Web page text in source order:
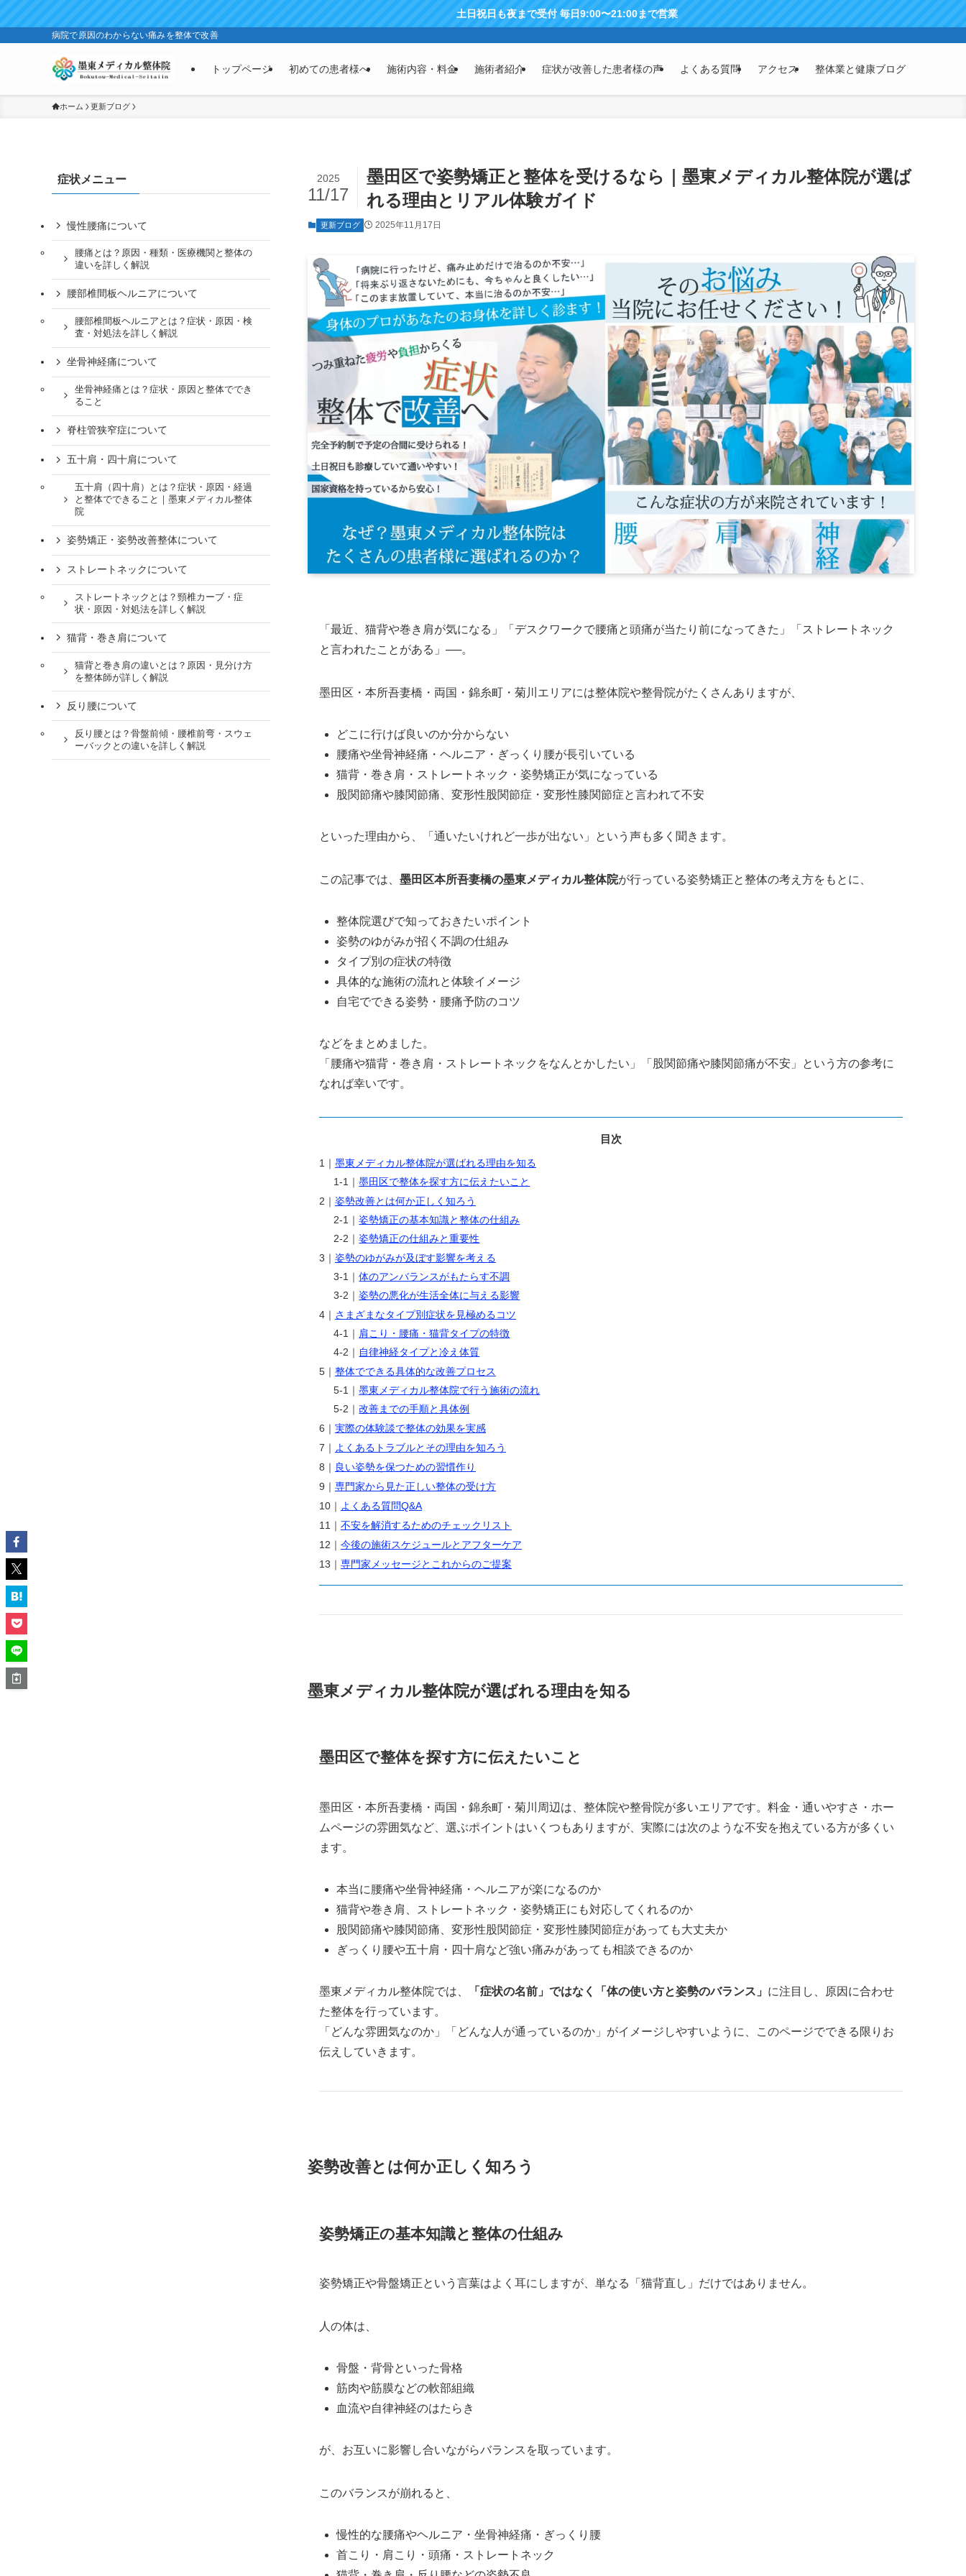
土日祝日も夜まで受付 毎日9:00〜21:00まで営業
病院で原因のわからない痛みを整体で改善
トップページ 初めての患者様へ 施術内容・料金 施術者紹介 症状が改善した患者様の声 よくある質問 アクセス 整体業と健康ブログ
ホーム 更新ブログ
墨田区で姿勢矯正と整体を受けるなら｜墨東メディカル整体院が選ば
れる理由とリアル体験ガイド
2025
11/17
更新ブログ 2025年11月17日
「最近、猫背や巻き肩が気になる」「デスクワークで腰痛と頭痛が当たり前になってきた」「ストレートネック
と言われたことがある」──。
墨田区・本所吾妻橋・両国・錦糸町・菊川エリアには整体院や整骨院がたくさんありますが、
どこに行けば良いのか分からない
腰痛や坐骨神経痛・ヘルニア・ぎっくり腰が長引いている
猫背・巻き肩・ストレートネック・姿勢矯正が気になっている
股関節痛や膝関節痛、変形性股関節症・変形性膝関節症と言われて不安
といった理由から、「通いたいけれど一歩が出ない」という声も多く聞きます。
この記事では、 墨田区本所吾妻橋の墨東メディカル整体院が行っている姿勢矯正と整体の考え方をもとに、
整体院選びで知っておきたいポイント
姿勢のゆがみが招く不調の仕組み
タイプ別の症状の特徴
具体的な施術の流れと体験イメージ
自宅でできる姿勢・腰痛予防のコツ
などをまとめました。
「腰痛や猫背・巻き肩・ストレートネックをなんとかしたい」「股関節痛や膝関節痛が不安」という方の参考に
なれば幸いです。
目次
1｜ 墨東メディカル整体院が選ばれる理由を知る
1-1｜墨田区で整体を探す方に伝えたいこと
2｜ 姿勢改善とは何か正しく知ろう
2-1｜姿勢矯正の基本知識と整体の仕組み
2-2｜姿勢矯正の仕組みと重要性
3｜ 姿勢のゆがみが及ぼす影響を考える
3-1｜体のアンバランスがもたらす不調
3-2｜姿勢の悪化が生活全体に与える影響
4｜ さまざまなタイプ別症状を見極めるコツ
4-1｜ 肩こり・腰痛・猫背タイプの特徴
4-2｜
自律神経タイプと冷え体質
5｜ 整体でできる具体的な改善プロセス
5-1｜墨東メディカル整体院で行う施術の流れ
5-2｜改善までの手順と具体例
6｜ 実際の体験談で整体の効果を実感
7｜ よくあるトラブルとその理由を知ろう
8｜ 良い姿勢を保つための習慣作り
9｜ 専門家から見た正しい整体の受け方
10｜ よくある質問Q&A
11｜ 不安を解消するためのチェックリスト
12｜ 今後の施術スケジュールとアフターケア
13｜ 専門家メッセージとこれからのご提案
墨東メディカル整体院が選ばれる理由を知る
墨田区で整体を探す方に伝えたいこと
墨田区・本所吾妻橋・両国・錦糸町・菊川周辺は、整体院や整骨院が多いエリアです。料金・通いやすさ・ホー
ムページの雰囲気など、選ぶポイントはいくつもありますが、実際には次のような不安を抱えている方が多くい
ます。
本当に腰痛や坐骨神経痛・ヘルニアが楽になるのか
猫背や巻き肩、ストレートネック・姿勢矯正にも対応してくれるのか
股関節痛や膝関節痛、変形性股関節症・変形性膝関節症があっても大丈夫か
ぎっくり腰や五十肩・四十肩など強い痛みがあっても相談できるのか
墨東メディカル整体院では、 「症状の名前」ではなく「体の使い方と姿勢のバランス」 に注目し、原因に合わせ
た整体を行っています。
「どんな雰囲気なのか」「どんな人が通っているのか」がイメージしやすいように、このページでできる限りお
伝えしていきます。
姿勢改善とは何か正しく知ろう
姿勢矯正の基本知識と整体の仕組み
姿勢矯正や骨盤矯正という言葉はよく耳にしますが、単なる「猫背直し」だけではありません。
人の体は、
骨盤・背骨といった骨格
筋肉や筋膜などの軟部組織
血流や自律神経のはたらき
が、お互いに影響し合いながらバランスを取っています。
このバランスが崩れると、
慢性的な腰痛やヘルニア・坐骨神経痛・ぎっくり腰
首こり・肩こり・頭痛・ストレートネック
症状メニュー
慢性腰痛について
腰痛とは？原因・種類・医療機関と整体の
違いを詳しく解説
腰部椎間板ヘルニアについて
腰部椎間板ヘルニアとは？症状・原因・検
査・対処法を詳しく解説
坐骨神経痛について
坐骨神経痛とは？症状・原因と整体ででき
ること
脊柱管狭窄症について
五十肩・四十肩について
五十肩（四十肩）とは？症状・原因・経過
と整体でできること｜墨東メディカル整体
院
姿勢矯正・姿勢改善整体について
ストレートネックについて
ストレートネックとは？頸椎カーブ・症
状・原因・対処法を詳しく解説
猫背・巻き肩について
猫背と巻き肩の違いとは？原因・見分け方
を整体師が詳しく解説
反り腰について
反り腰とは？骨盤前傾・腰椎前弯・スウェ
ーバックとの違いを詳しく解説